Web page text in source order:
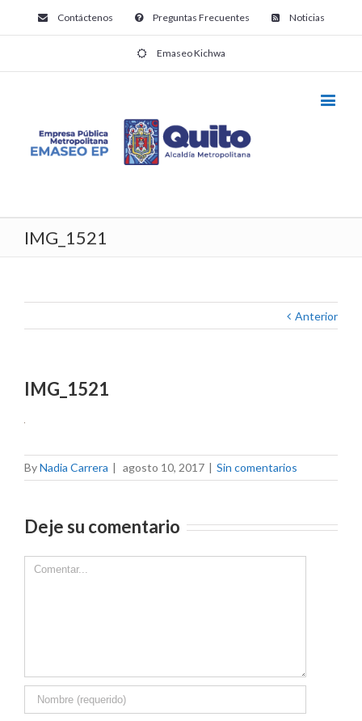
Contáctenos Preguntas Frecuentes Noticias
Emaseo Kichwa
IMG_1521
Anterior
IMG_1521
ByNadia Carrera | agosto 10, 2017 | Sin comentarios
Deje su comentario
Comment